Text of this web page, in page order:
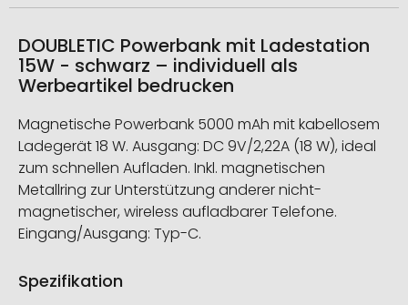
DOUBLETIC Powerbank mit Ladestation
15W - schwarz – individuell als
Werbeartikel bedrucken
Magnetische Powerbank 5000 mAh mit kabellosem
Ladegerät 18 W. Ausgang: DC 9V/2,22A (18 W), ideal
zum schnellen Aufladen. Inkl. magnetischen
Metallring zur Unterstützung anderer nicht-
magnetischer, wireless aufladbarer Telefone.
Eingang/Ausgang: Typ-C.
Spezifikation